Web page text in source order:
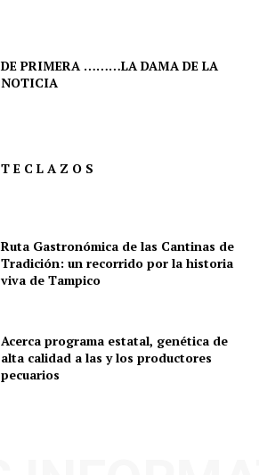
DE PRIMERA ………LA DAMA DE LA
NOTICIA
T E C L A Z O S
Ruta Gastronómica de las Cantinas de
Tradición: un recorrido por la historia
viva de Tampico
Acerca programa estatal, genética de
alta calidad a las y los productores
pecuarios